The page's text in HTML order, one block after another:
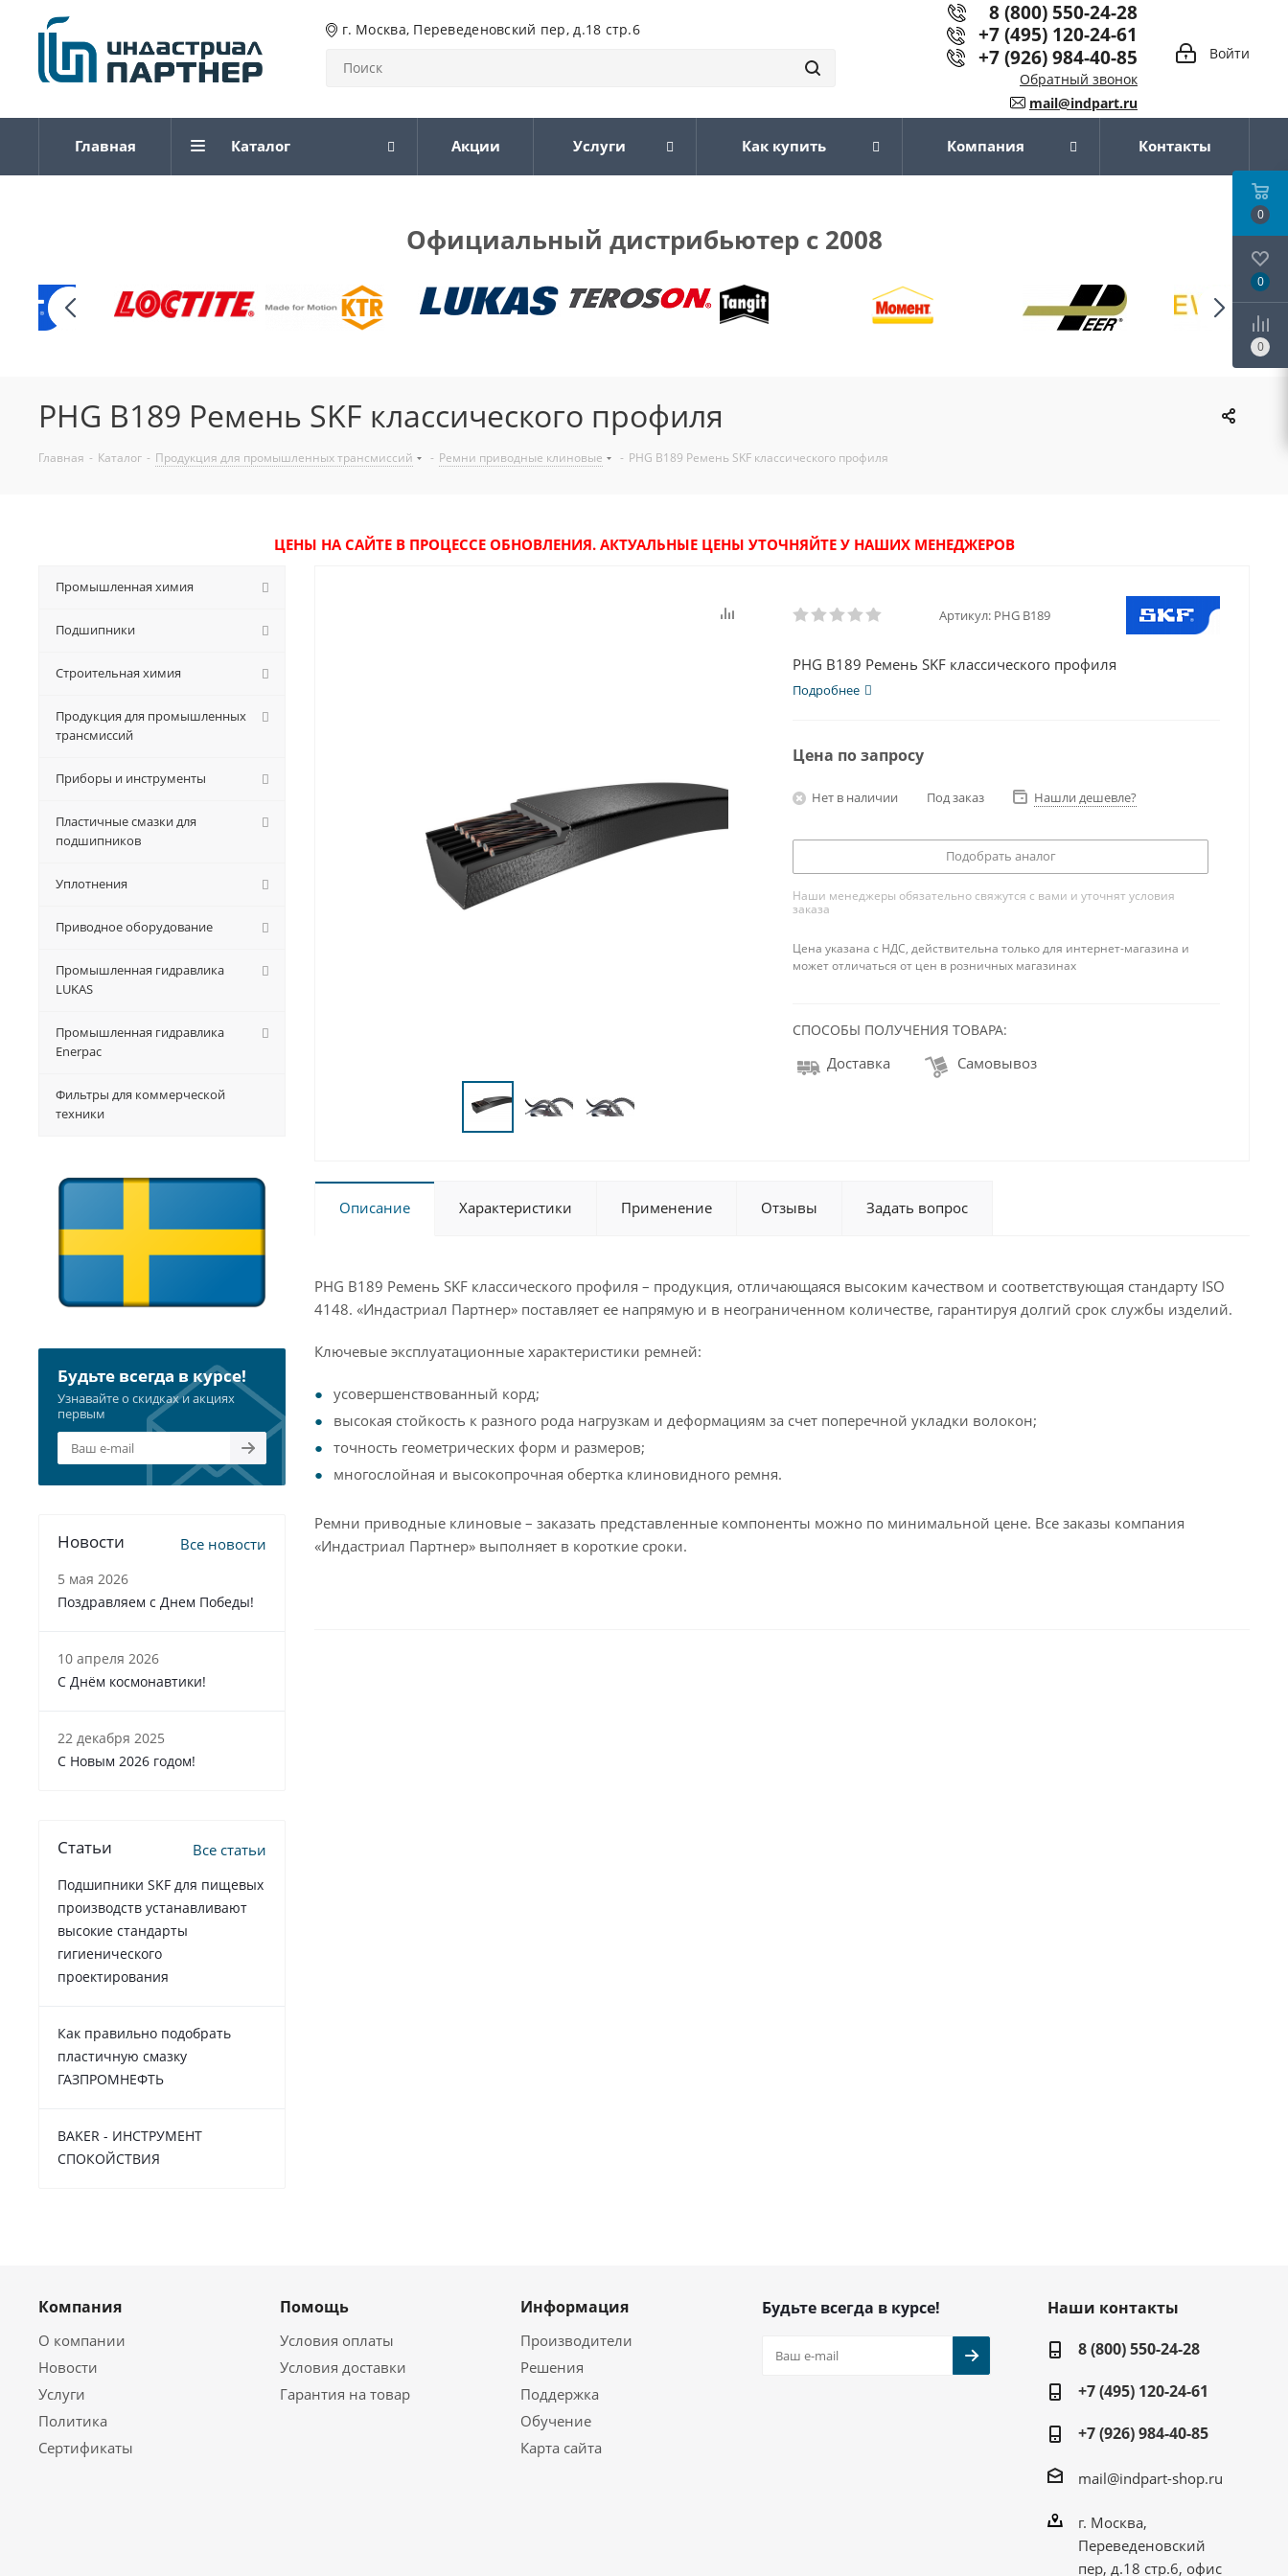
г. Москва, Переведеновский пер, д.18 стр.6
Войти
8 (800) 550-24-28
+7 (495) 120-24-61
+7 (926) 984-40-85
Обратный звонок
mail@indpart.ru
Главная Каталог Акции Услуги Как купить Компания Контакты
Официальный дистрибьютер с 2008
PHG B189 Ремень SKF классического профиля
Главная - Каталог - Продукция для промышленных трансмиссий - Ремни приводные клиновые - PHG B189 Ремень SKF классического профиля
ЦЕНЫ НА САЙТЕ В ПРОЦЕССЕ ОБНОВЛЕНИЯ. АКТУАЛЬНЫЕ ЦЕНЫ УТОЧНЯЙТЕ У НАШИХ МЕНЕДЖЕРОВ
Артикул: PHG B189
PHG B189 Ремень SKF классического профиля
Подробнее
Цена по запросу
Нет в наличии Под заказ Нашли дешевле?
Подобрать аналог
Наши менеджеры обязательно свяжутся с вами и уточнят условия
заказа
Цена указана с НДС, действительна только для интернет-магазина и
может отличаться от цен в розничных магазинах
СПОСОБЫ ПОЛУЧЕНИЯ ТОВАРА:
Доставка Самовывоз
Описание Характеристики Применение Отзывы Задать вопрос
PHG B189 Ремень SKF классического профиля – продукция, отличающаяся высоким качеством и соответствующая стандарту ISO
4148. «Индастриал Партнер» поставляет ее напрямую и в неограниченном количестве, гарантируя долгий срок службы изделий.
Ключевые эксплуатационные характеристики ремней:
усовершенствованный корд;
высокая стойкость к разного рода нагрузкам и деформациям за счет поперечной укладки волокон;
точность геометрических форм и размеров;
многослойная и высокопрочная обертка клиновидного ремня.
Ремни приводные клиновые – заказать представленные компоненты можно по минимальной цене. Все заказы компания
«Индастриал Партнер» выполняет в короткие сроки.
Промышленная химия
Подшипники
Строительная химия
Продукция для промышленных
трансмиссий
Приборы и инструменты
Пластичные смазки для
подшипников
Уплотнения
Приводное оборудование
Промышленная гидравлика
LUKAS
Промышленная гидравлика
Enerpac
Фильтры для коммерческой
техники
Будьте всегда в курсе!
Узнавайте о скидках и акциях
первым
Новости Все новости
5 мая 2026
Поздравляем с Днем Победы!
10 апреля 2026
С Днём космонавтики!
22 декабря 2025
C Новым 2026 годом!
Статьи Все статьи
Подшипники SKF для пищевых
производств устанавливают
высокие стандарты
гигиенического
проектирования
Как правильно подобрать
пластичную смазку
ГАЗПРОМНЕФТЬ
BAKER - ИНСТРУМЕНТ
СПОКОЙСТВИЯ
Компания
О компании
Новости
Услуги
Политика
Сертификаты
Помощь
Условия оплаты
Условия доставки
Гарантия на товар
Информация
Производители
Решения
Поддержка
Обучение
Карта сайта
Будьте всегда в курсе!
Наши контакты
8 (800) 550-24-28
+7 (495) 120-24-61
+7 (926) 984-40-85
mail@indpart-shop.ru
г. Москва,
Переведеновский
пер, д.18 стр.6, офис
0
0
0